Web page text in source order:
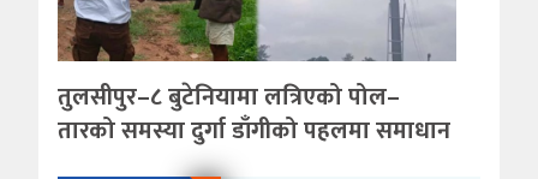
तुलसीपुर–८ बुटेनियामा लत्रिएको पोल–
तारको समस्या दुर्गा डाँगीको पहलमा समाधान